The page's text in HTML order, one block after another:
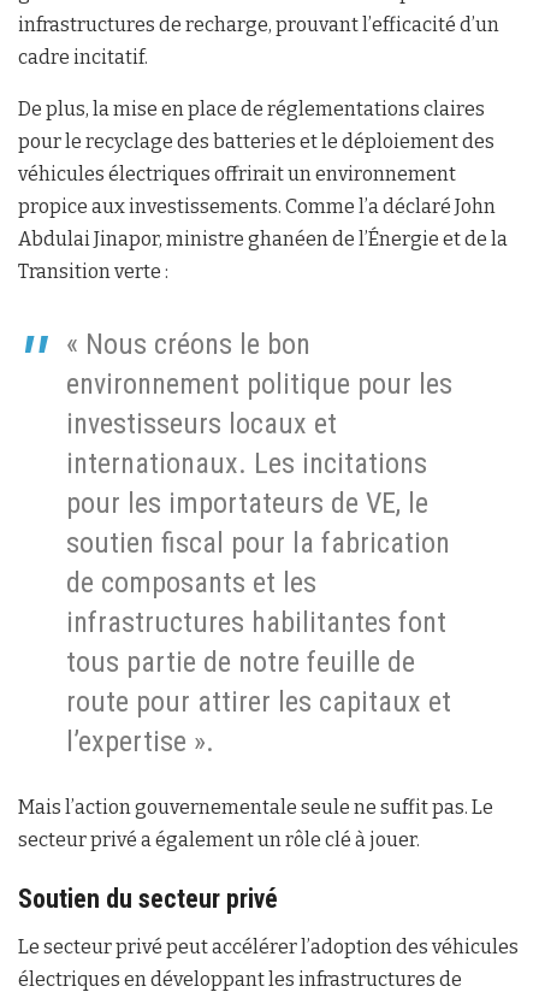
infrastructures de recharge, prouvant l’efficacité d’un
cadre incitatif.
De plus, la mise en place de réglementations claires
pour le recyclage des batteries et le déploiement des
véhicules électriques offrirait un environnement
propice aux investissements. Comme l’a déclaré John
Abdulai Jinapor, ministre ghanéen de l’Énergie et de la
Transition verte :
« Nous créons le bon
environnement politique pour les
investisseurs locaux et
internationaux. Les incitations
pour les importateurs de VE, le
soutien fiscal pour la fabrication
de composants et les
infrastructures habilitantes font
tous partie de notre feuille de
route pour attirer les capitaux et
l’expertise ».
Mais l’action gouvernementale seule ne suffit pas. Le
secteur privé a également un rôle clé à jouer.
Soutien du secteur privé
Le secteur privé peut accélérer l’adoption des véhicules
électriques en développant les infrastructures de